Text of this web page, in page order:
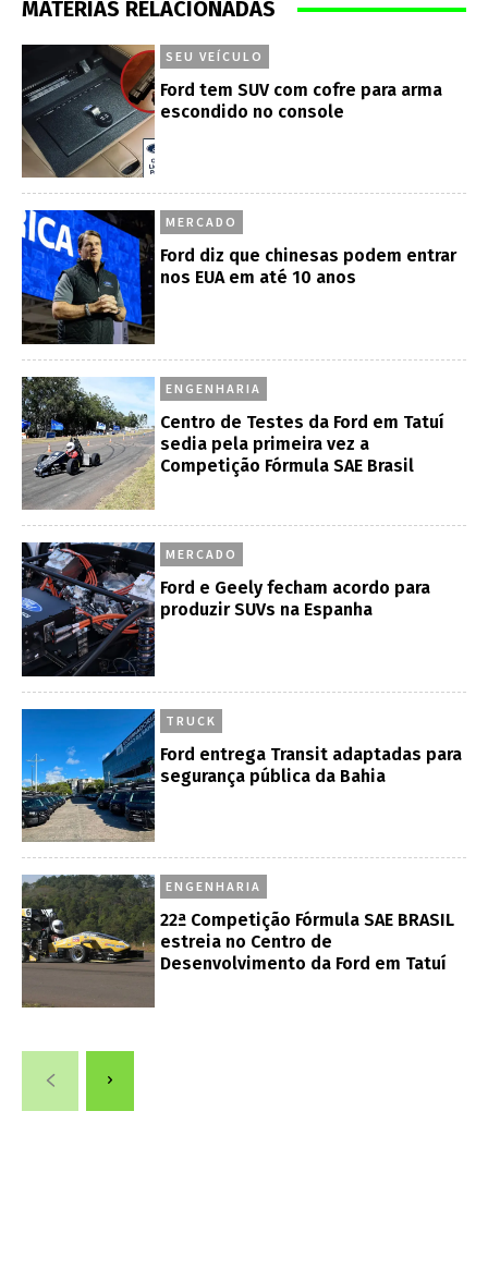
MATÉRIAS RELACIONADAS
SEU VEÍCULO
Ford tem SUV com cofre para arma
escondido no console
MERCADO
Ford diz que chinesas podem entrar
nos EUA em até 10 anos
ENGENHARIA
Centro de Testes da Ford em Tatuí
sedia pela primeira vez a
Competição Fórmula SAE Brasil
MERCADO
Ford e Geely fecham acordo para
produzir SUVs na Espanha
TRUCK
Ford entrega Transit adaptadas para
segurança pública da Bahia
ENGENHARIA
22ª Competição Fórmula SAE BRASIL
estreia no Centro de
Desenvolvimento da Ford em Tatuí